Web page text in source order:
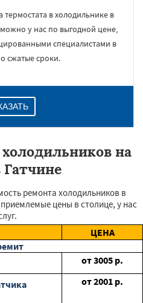
в холодильнике в
у нас по выгодной цене,
специалистами в
сжатые сроки.
на
ремонта холодильников в
цены в столице, у нас
ЦЕНА
от3005 р.
от2001 р.